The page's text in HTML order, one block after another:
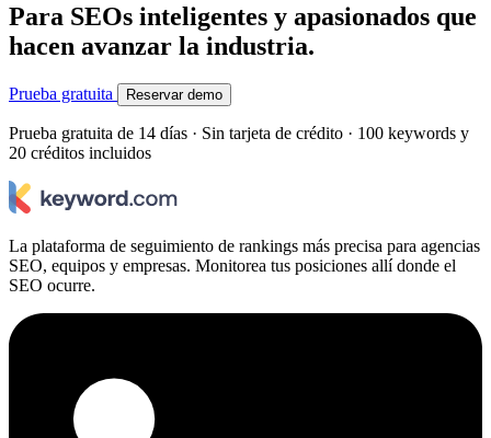
Para SEOs inteligentes y apasionados que
hacen avanzar la industria.
Prueba gratuita Reservar demo
Prueba gratuita de 14 días · Sin tarjeta de crédito · 100 keywords y
20 créditos incluidos
La plataforma de seguimiento de rankings más precisa para agencias
SEO, equipos y empresas. Monitorea tus posiciones allí donde el
SEO ocurre.